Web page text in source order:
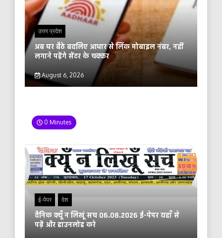
उत्तर प्रदेश
अब घर बैठे बदलिए आधार से लिंक मोबाइल नंबर, नहीं
लगाने पड़ेंगे सेंटर के चक्कर
August 6, 2026
0 Minutes
ई-पेपर देश
दैनिक क्यूँ न लिखूं सच 06.08.2026 ई-पेपर यहाँ से
पढ़ें और डाउनलोड करे